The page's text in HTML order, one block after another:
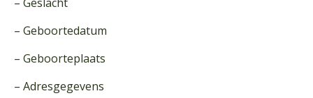
– Geboortedatum
– Geboorteplaats
– Adresgegevens